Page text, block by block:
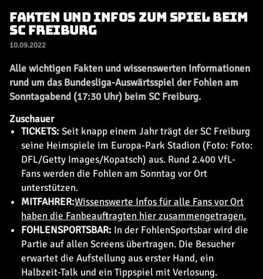
FAKTEN UND INFOS ZUM SPIEL BEIM
SC FREIBURG
10.09.2022
Alle wichtigen Fakten und wissenswerten Informationen
rund um das Bundesliga-Auswärtsspiel der Fohlen am
Sonntagabend (17:30 Uhr) beim SC Freiburg.
Zuschauer
TICKETS:Seit knapp einem Jahr trägt der SC Freiburg
seine Heimspiele im Europa-Park Stadion (Foto: Foto:
DFL/Getty Images/Kopatsch) aus. Rund 2.400 VfL-
Fans werden die Fohlen am Sonntag vor Ort
unterstützen.
MITFAHRER:Wissenswerte Infos für alle Fans vor Ort
haben die Fanbeauftragten hier zusammengetragen.
FOHLENSPORTSBAR: In der FohlenSportsbar wird die
Partie auf allen Screens übertragen. Die Besucher
erwartet die Aufstellung aus erster Hand, ein
Halbzeit-Talk und ein Tippspiel mit Verlosung.